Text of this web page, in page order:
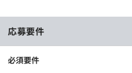
応募要件
必須要件